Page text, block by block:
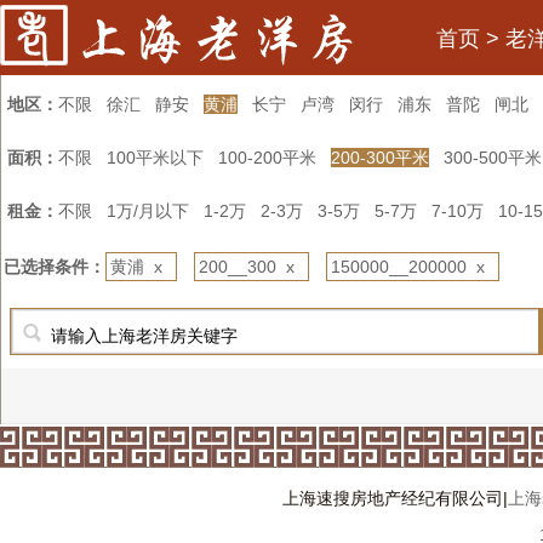
首页 > 老
地区： 不限 徐汇 静安 黄浦 长宁 卢湾 闵行 浦东 普陀 闸北
面积： 不限 100平米以下 100-200平米 200-300平米 300-500平米
租金： 不限 1万/月以下 1-2万 2-3万 3-5万 5-7万 7-10万 10-
已选择条件： 黄浦 x 200__300 x 150000__200000 x
上海速搜房地产经纪有限公司| 上